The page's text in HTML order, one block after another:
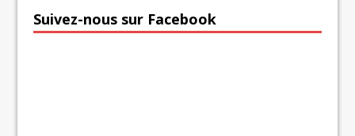
Suivez-nous sur Facebook